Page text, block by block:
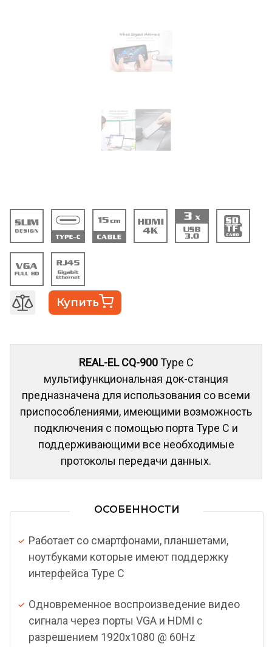
Купить
REAL-EL CQ-900Type C
мультифункциональная док-станция
предназначена для использования со всеми
приспособлениями, имеющими возможность
подключения с помощью порта Type C и
поддерживающими все необходимые
протоколы передачи данных.
ОСОБЕННОСТИ
Работает со смартфонами, планшетами,
ноутбуками которые имеют поддержку
интерфейса Type C
Одновременное воспроизведение видео
сигнала через порты VGA и HDMI с
разрешением 1920x1080 @ 60Hz